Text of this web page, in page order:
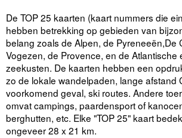
De TOP 25 kaarten (kaart nummers die
hebben betrekking op gebieden van
belang zoals de Alpen, de Pyreneeën,De
Vogezen, de Provence, en de Atlantische
zeekusten. De kaarten hebben een
zo de lokale wandelpaden, lange afstand
voorkomend geval, ski routes. Andere
omvat campings, paardensport of
berghutten, etc. Elke "TOP 25" kaart
ongeveer 28 x 21 km.